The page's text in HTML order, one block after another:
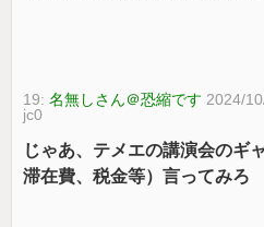
19:名無しさん＠恐縮です 2024/
jc0
じゃあ、テメエの講演会のギ
滞在費、税金等）言ってみろ